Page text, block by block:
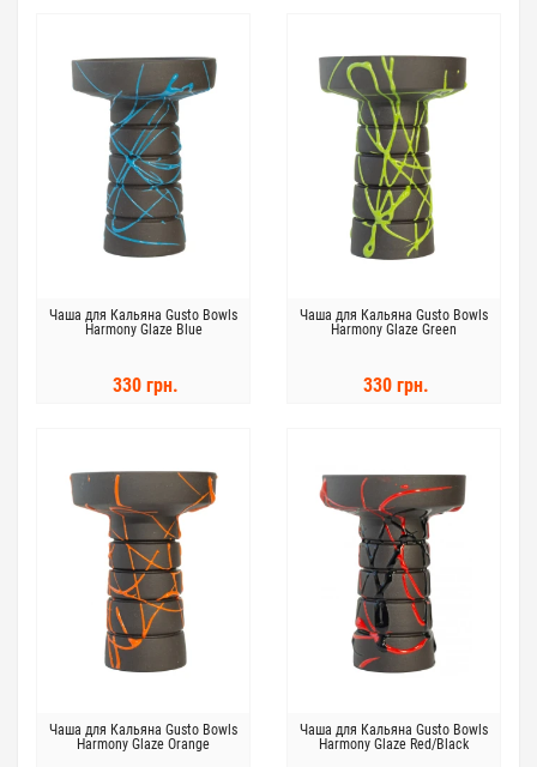
Чаша для Кальяна Gusto Bowls
Harmony Glaze Blue
330 грн.
Чаша для Кальяна Gusto Bowls
Harmony Glaze Green
330 грн.
Чаша для Кальяна Gusto Bowls
Harmony Glaze Orange
Чаша для Кальяна Gusto Bowls
Harmony Glaze Red/Black